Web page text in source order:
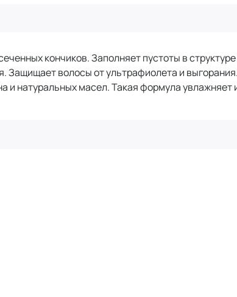
кончиков. Заполняет пустоты в
Защищает волосы от ультрафиолета и
и натуральных масел. Такая формула